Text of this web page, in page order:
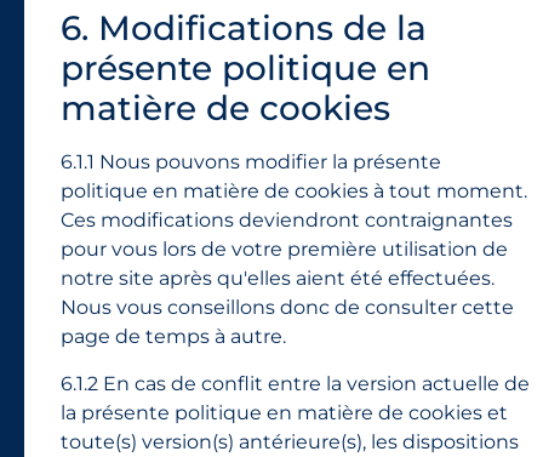
6. Modifications de la
présente politique en
matière de cookies
6.1.1 Nous pouvons modifier la présente
politique en matière de cookies à tout moment.
Ces modifications deviendront contraignantes
pour vous lors de votre première utilisation de
notre site après qu'elles aient été effectuées.
Nous vous conseillons donc de consulter cette
page de temps à autre.
6.1.2 En cas de conflit entre la version actuelle de
la présente politique en matière de cookies et
toute(s) version(s) antérieure(s), les dispositions